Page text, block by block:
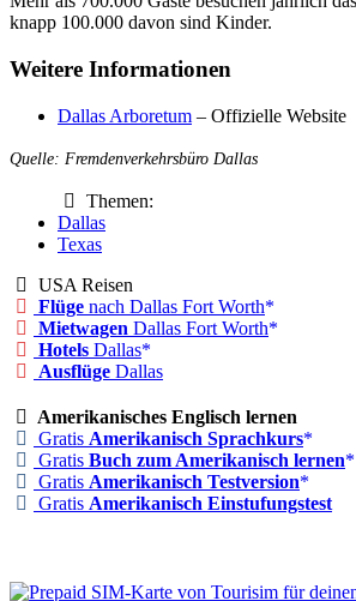
knapp 100.000 davon sind Kinder.
Weitere Informationen
Dallas Arboretum – Offizielle Website
Quelle: Fremdenverkehrsbüro Dallas
Themen:
Dallas
Texas
USA Reisen
Flüge nach Dallas Fort Worth
Mietwagen Dallas Fort Worth
Hotels Dallas
Ausflüge Dallas
Amerikanisches Englisch lernen
Gratis Amerikanisch Sprachkurs
Gratis Buch zum Amerikanisch lernen
Gratis Amerikanisch Testversion
Gratis Amerikanisch Einstufungstest